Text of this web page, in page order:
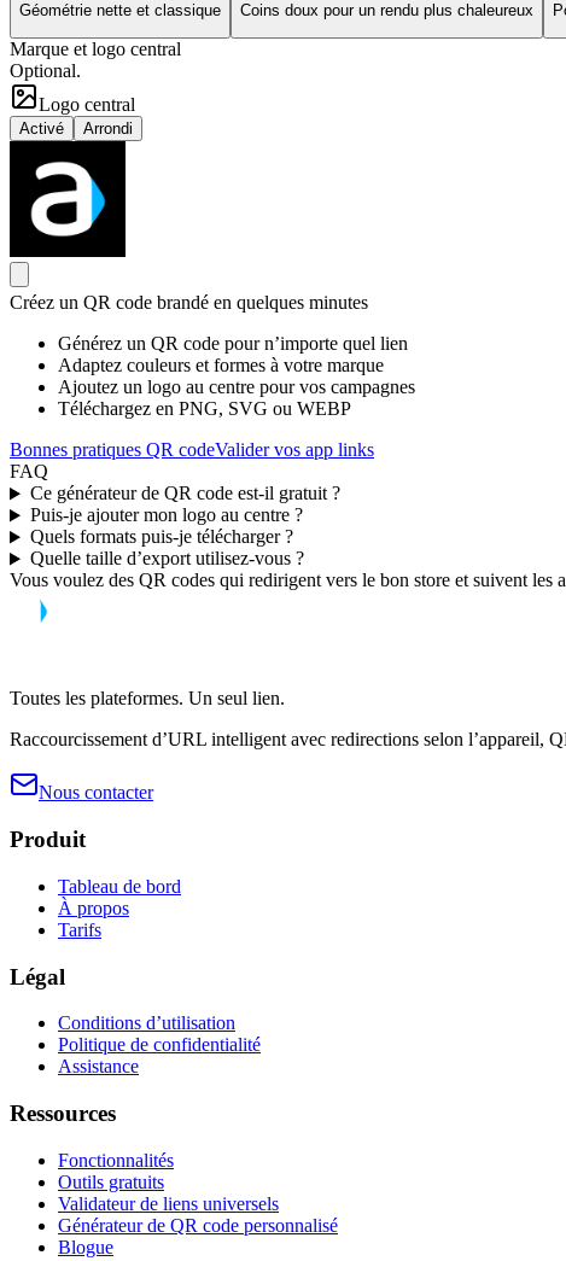
Géométrie nette et classique
Coins doux pour un rendu plus chaleureux
Marque et logo central
Optional.
Logo central
Activé Arrondi
Créez un QR code brandé en quelques minutes
Générez un QR code pour n’importe quel lien
Adaptez couleurs et formes à votre marque
Ajoutez un logo au centre pour vos campagnes
Téléchargez en PNG, SVG ou WEBP
Bonnes pratiques QR codeValider vos app links
FAQ
Ce générateur de QR code est-il gratuit ?
Puis-je ajouter mon logo au centre ?
Quels formats puis-je télécharger ?
Quelle taille d’export utilisez-vous ?
Vous voulez des QR codes qui redirigent vers le bon store et suivent les
Toutes les plateformes. Un seul lien.
Raccourcissement d’URL intelligent avec redirections selon l’appareil,
Nous contacter
Produit
Tableau de bord
À propos
Tarifs
Légal
Conditions d’utilisation
Politique de confidentialité
Assistance
Ressources
Fonctionnalités
Outils gratuits
Validateur de liens universels
Générateur de QR code personnalisé
Blogue